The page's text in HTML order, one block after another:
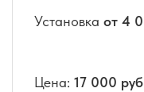
Установка от 4
Цена: 17 000